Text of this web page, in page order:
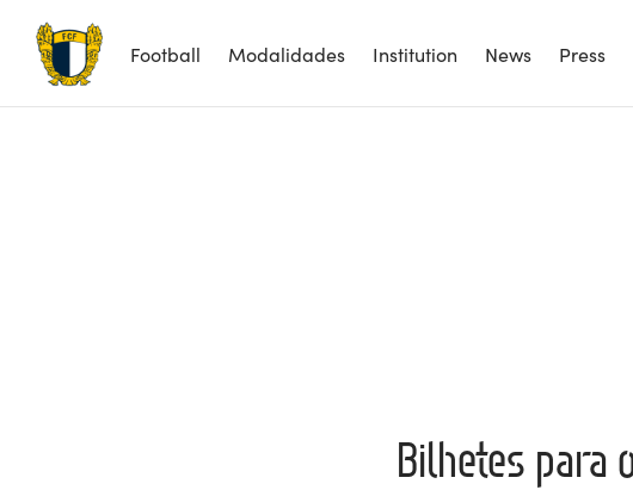
Football Modalidades Institution News Press
Bilhetes para